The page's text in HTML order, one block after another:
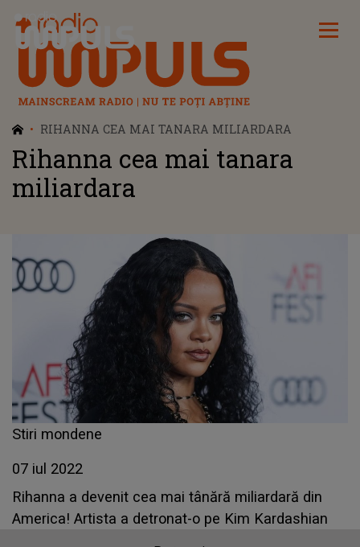
Radio Impuls
RIHANNA CEA MAI TANARA MILIARDARA
Rihanna cea mai tanara
miliardara
Stiri mondene
07 iul 2022
Rihanna a devenit cea mai tânără miliardară din
America! Artista a detronat-o pe Kim Kardashian